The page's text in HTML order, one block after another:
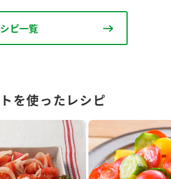
ピ一覧
を使ったレシピ